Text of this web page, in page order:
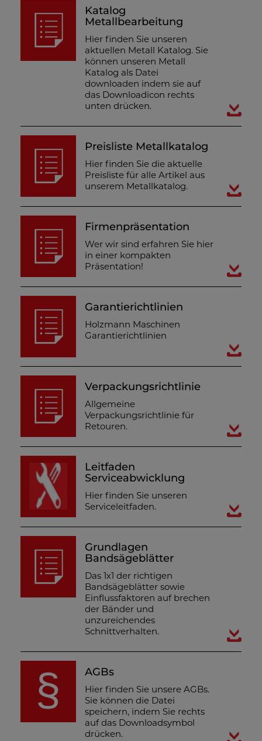
Katalog
Metallbearbeitung
Hier finden Sie unseren
aktuellen Metall Katalog. Sie
können unseren Metall
Katalog als Datei
downloaden indem sie auf
das Downloadicon rechts
unten drücken.
Preisliste Metallkatalog
Hier finden Sie die aktuelle
Preisliste für alle Artikel aus
unserem Metallkatalog.
Firmenpräsentation
Wer wir sind erfahren Sie hier
in einer kompakten
Präsentation!
Garantierichtlinien
Holzmann Maschinen
Garantierichtlinien
Verpackungsrichtlinie
Allgemeine
Verpackungsrichtlinie für
Retouren.
Leitfaden
Serviceabwicklung
Hier finden Sie unseren
Serviceleitfaden.
Grundlagen
Bandsägeblätter
Das 1x1 der richtigen
Bandsägeblätter sowie
Einflussfaktoren auf brechen
der Bänder und
unzureichendes
Schnittverhalten.
AGBs
Hier finden Sie unsere AGBs.
Sie können die Datei
speichern, indem Sie rechts
auf das Downloadsymbol
drücken.